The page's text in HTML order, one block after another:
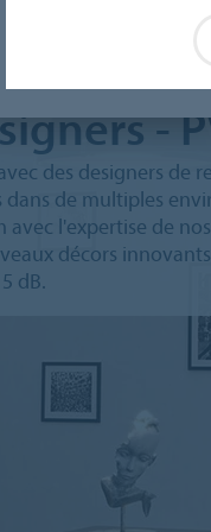
-
des designers de
de multiples
l'expertise de
décors
dB.